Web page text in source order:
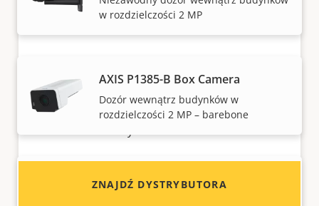
w rozdzielczości 2 MP
AXIS P1385-B Box Camera
Dozór wewnątrz budynków w
rozdzielczości 2 MP – barebone
AXIS P1385-BE Box Camera
Chcesz zostać resellerem? Znajdź dane
kontaktowe dystrybutorów produktów
ZNAJDŹ DYSTRYBUTORA